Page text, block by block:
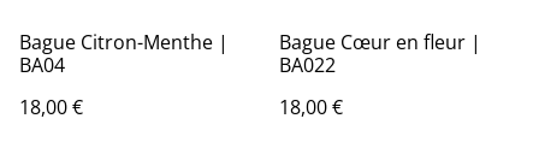
Bague Citron-Menthe |
BA04
18,00 €
Bague Cœur en fleur |
BA022
18,00 €